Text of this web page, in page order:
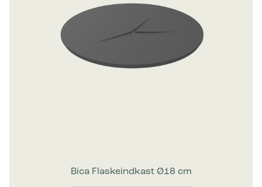
Bica Flaskeindkast Ø18 cm